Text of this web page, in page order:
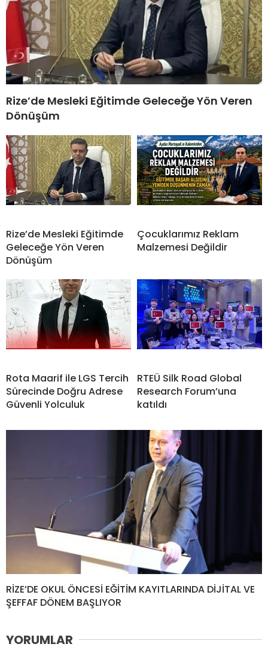
Rize’de Mesleki Eğitimde Geleceğe Yön Veren
Dönüşüm
Rize’de Mesleki Eğitimde
Geleceğe Yön Veren
Dönüşüm
Çocuklarımız Reklam
Malzemesi Değildir
Rota Maarif ile LGS Tercih
Sürecinde Doğru Adrese
Güvenli Yolculuk
RTEÜ Silk Road Global
Research Forum’una
katıldı
RİZE’DE OKUL ÖNCESİ EĞİTİM KAYITLARINDA DİJİTAL VE
ŞEFFAF DÖNEM BAŞLIYOR
YORUMLAR